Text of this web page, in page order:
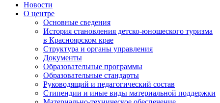
Новости
О центре
Основные сведения
История становления детско-юношеского туризма
в Красноярском крае
Структура и органы управления
Документы
Образовательные программы
Образовательные стандарты
Руководящий и педагогический состав
Стипендии и иные виды материальной поддержки